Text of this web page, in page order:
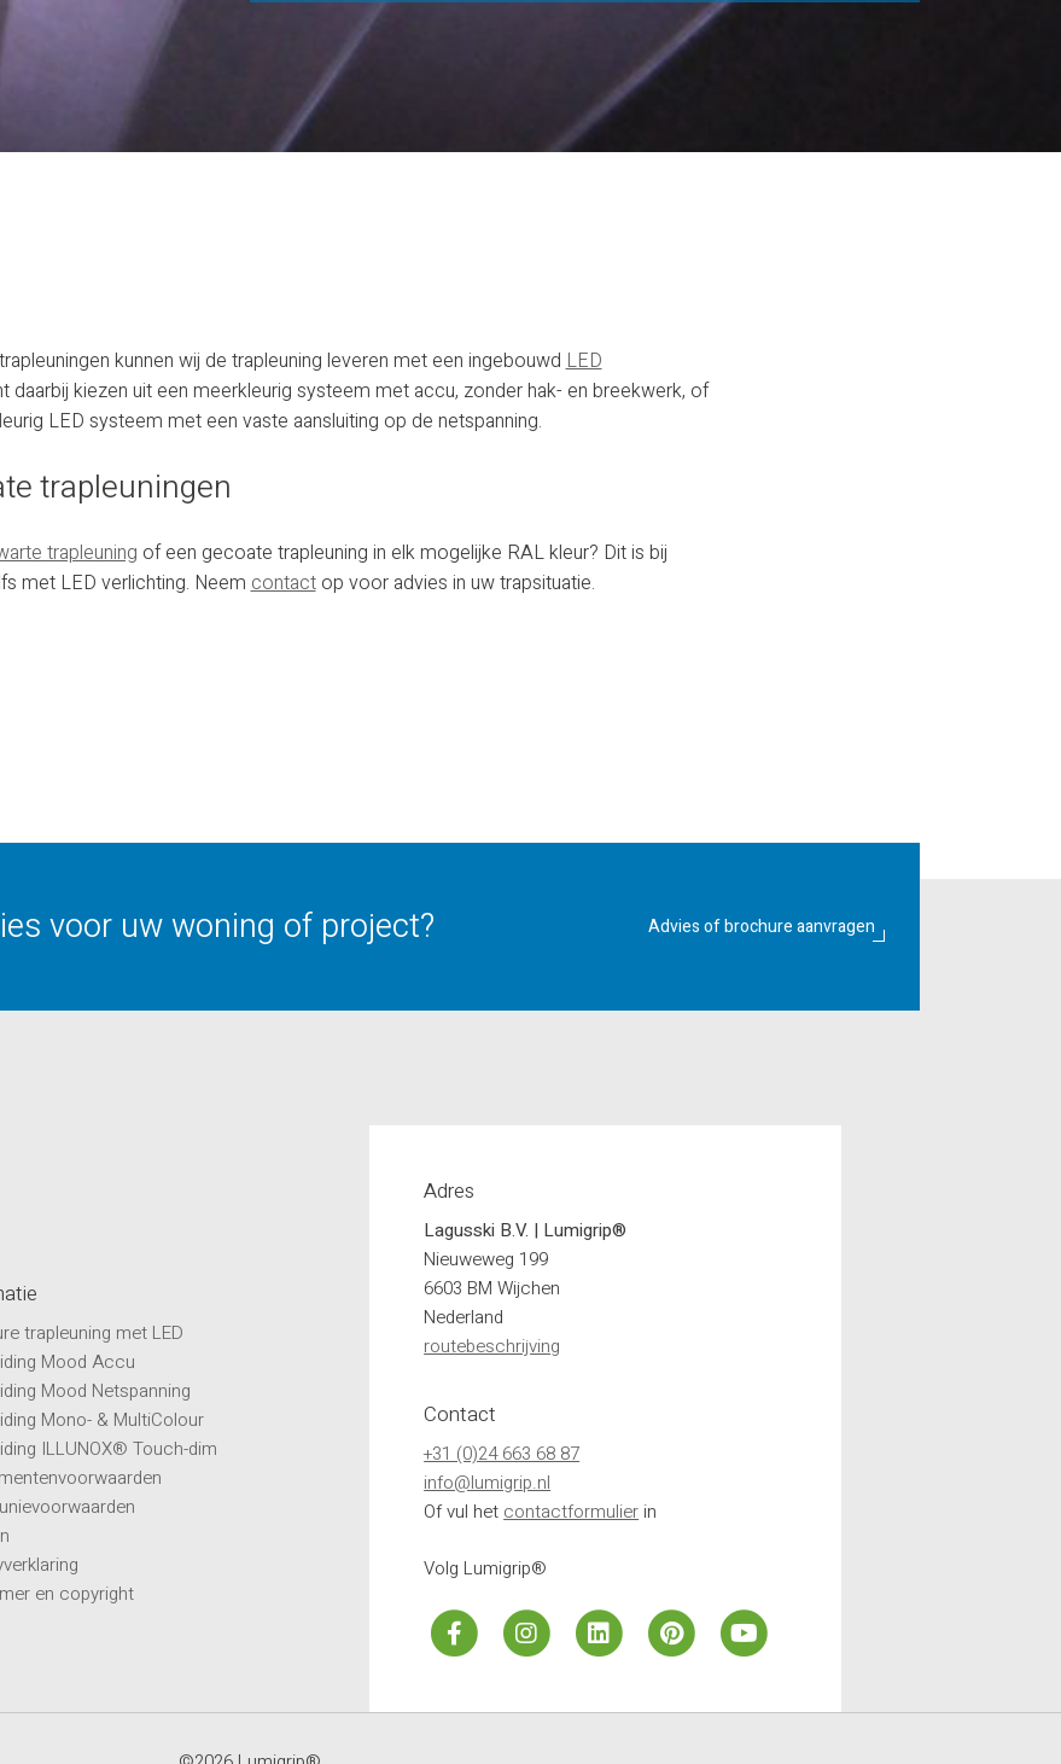
kunnen wij de trapleuning leveren met een ingebouwdLED
daarbij kiezen uit een meerkleurig systeem met accu, zonder hak- en breekwerk, of
LED systeem met een vaste aansluiting op de netspanning.
trapleuningen
trapleuning of een gecoate trapleuning in elk mogelijke RAL kleur? Dit is bij
met LED verlichting. Neemcontactop voor advies in uw trapsituatie.
voor uw woning of project? Advies of brochure aanvragen
trapleuning met LED
Mood Accu
Mood Netspanning
Mono- & MultiColour
ILLUNOX® Touch-dim
en copyright
Adres
Lagusski B.V. | Lumigrip®
Nieuweweg 199
6603 BM Wijchen
Nederland
routebeschrijving
Contact
+31 (0)24 663 68 87
info@lumigrip.nl
Of vul het contactformulier in
Volg Lumigrip®